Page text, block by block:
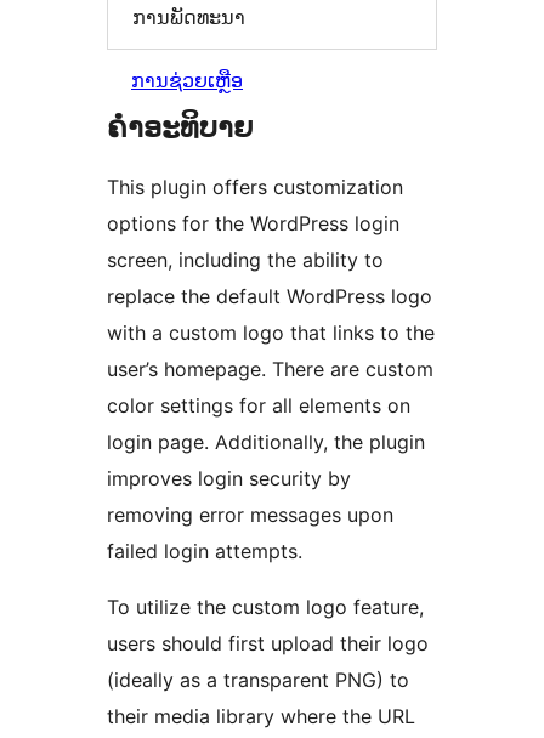
ການພັດທະນາ
ການຊ່ວຍເຫຼືອ
ຄຳອະທິບາຍ
This plugin offers customization
options for the WordPress login
screen, including the ability to
replace the default WordPress logo
with a custom logo that links to the
user’s homepage. There are custom
color settings for all elements on
login page. Additionally, the plugin
improves login security by
removing error messages upon
failed login attempts.
To utilize the custom logo feature,
users should first upload their logo
(ideally as a transparent PNG) to
their media library where the URL